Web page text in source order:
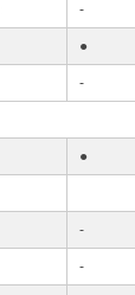
-
●
-
●
-
-